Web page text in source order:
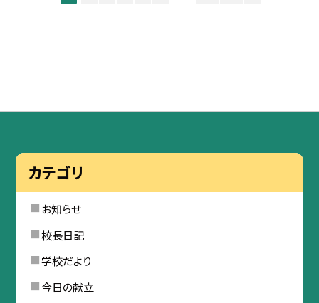
カテゴリ
お知らせ
校長日記
学校だより
今日の献立